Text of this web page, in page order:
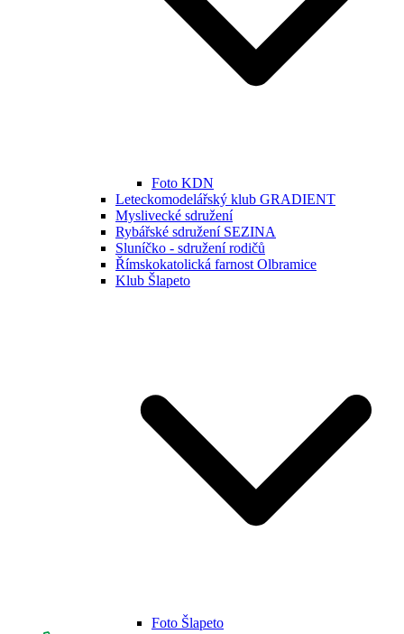
Foto KDN
Leteckomodelářský klub GRADIENT
Myslivecké sdružení
Rybářské sdružení SEZINA
Sluníčko - sdružení rodičů
Římskokatolická farnost Olbramice
Klub Šlapeto
Foto Šlapeto